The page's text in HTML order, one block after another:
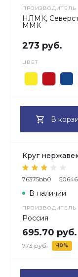
ПРОИЗВОДИТЕЛЬ
НЛМК,
ММК
273 руб.
ЦВЕТ
В
Круг
76375bb0
ПРОИЗВОДИТЕЛЬ
Россия
В наличии
695.70 руб.
773 руб. -10%